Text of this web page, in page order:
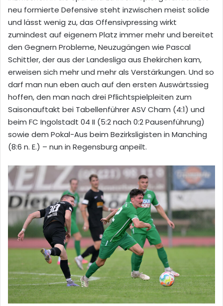
neu formierte Defensive steht inzwischen meist solide
und lässt wenig zu, das Offensivpressing wirkt
zumindest auf eigenem Platz immer mehr und bereitet
den Gegnern Probleme, Neuzugängen wie Pascal
Schittler, der aus der Landesliga aus Ehekirchen kam,
erweisen sich mehr und mehr als Verstärkungen. Und so
darf man nun eben auch auf den ersten Auswärtssieg
hoffen, den man nach drei Pflichtspielpleiten zum
Saisonauftakt bei Tabellenführer ASV Cham (4:1) und
beim FC Ingolstadt 04 II (5:2 nach 0:2 Pausenführung)
sowie dem Pokal-Aus beim Bezirksligisten in Manching
(8:6 n. E.) – nun in Regensburg anpeilt.